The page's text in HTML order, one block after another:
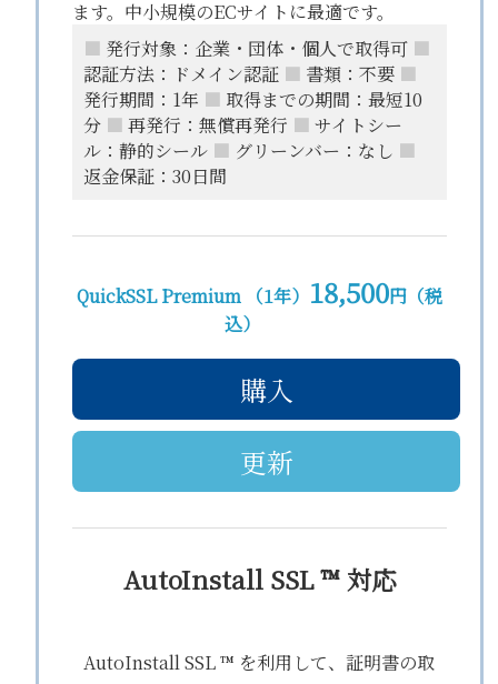
ます。中小規模のECサイトに最適です。
■ 発行対象：企業・団体・個人で取得可 ■
認証方法：ドメイン認証 ■ 書類：不要 ■
発行期間：1年 ■ 取得までの期間：最短10
分 ■ 再発行：無償再発行 ■ サイトシー
ル：静的シール ■ グリーンバー：なし ■
返金保証：30日間
QuickSSL Premium （1年） 18,500円（税
込）
購入
更新
AutoInstall SSL ™ 対応
AutoInstall SSL ™ を利用して、証明書の取